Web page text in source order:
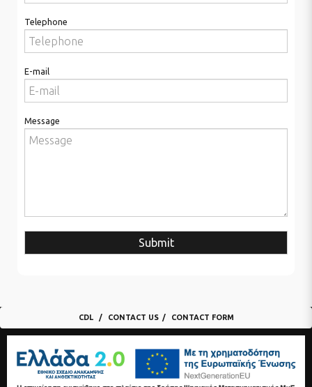
Telephone
E-mail
Message
Submit
CDL CONTACT US CONTACT FORM